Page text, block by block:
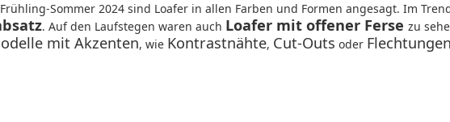
Sommer 2024 sind Loafer in allen Farben und Formen angesagt. Im
. Auf den Laufstegen waren auch Loafer mit offener Ferse zu
mit Akzenten, wie Kontrastnähte, Cut-Outs oder Flechtungen